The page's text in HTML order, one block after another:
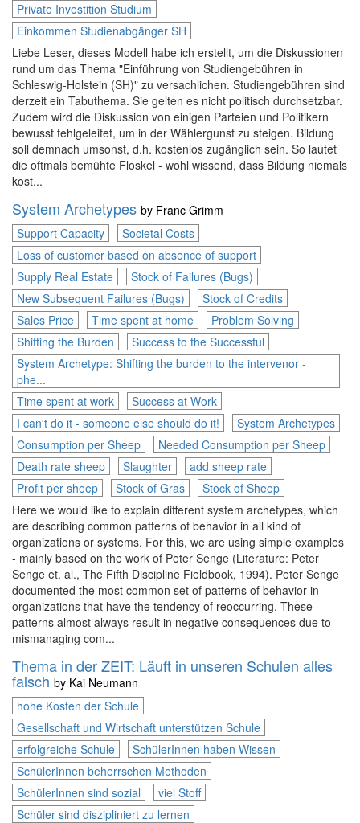
Private Investition Studium
Einkommen Studienabgänger SH
Liebe Leser, dieses Modell habe ich erstellt, um die Diskussionen
rund um das Thema "Einführung von Studiengebühren in
Schleswig-Holstein (SH)" zu versachlichen. Studiengebühren sind
derzeit ein Tabuthema. Sie gelten es nicht politisch durchsetzbar.
Zudem wird die Diskussion von einigen Parteien und Politikern
bewusst fehlgeleitet, um in der Wählergunst zu steigen. Bildung
soll demnach umsonst, d.h. kostenlos zugänglich sein. So lautet
die oftmals bemühte Floskel - wohl wissend, dass Bildung niemals
kost...
System Archetypes by Franc Grimm
Support Capacity
Societal Costs
Loss of customer based on absence of support
Supply Real Estate
Stock of Failures (Bugs)
New Subsequent Failures (Bugs)
Stock of Credits
Sales Price
Time spent at home
Problem Solving
Shifting the Burden
Success to the Successful
System Archetype: Shifting the burden to the intervenor -
phe...
Time spent at work
Success at Work
I can't do it - someone else should do it!
System Archetypes
Consumption per Sheep
Needed Consumption per Sheep
Death rate sheep
Slaughter
add sheep rate
Profit per sheep
Stock of Gras
Stock of Sheep
Here we would like to explain different system archetypes, which
are describing common patterns of behavior in all kind of
organizations or systems. For this, we are using simple examples
- mainly based on the work of Peter Senge (Literature: Peter
Senge et. al., The Fifth Discipline Fieldbook, 1994). Peter Senge
documented the most common set of patterns of behavior in
organizations that have the tendency of reoccurring. These
patterns almost always result in negative consequences due to
mismanaging com...
Thema in der ZEIT: Läuft in unseren Schulen alles
falsch by Kai Neumann
hohe Kosten der Schule
Gesellschaft und Wirtschaft unterstützen Schule
erfolgreiche Schule
SchülerInnen haben Wissen
SchülerInnen beherrschen Methoden
SchülerInnen sind sozial
viel Stoff
Schüler sind diszipliniert zu lernen